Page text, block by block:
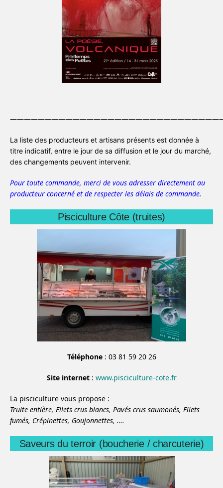
La liste des producteurs et artisans présents est donnée à
titre indicatif, entre le jour de sa diffusion et le jour du marché,
des changements peuvent intervenir.
Pour toute commande, merci de vous adresser directement au
producteur concerné et de respecter les délais de commande.
Pisciculture Côte (truites)
Téléphone: 03 81 59 20 26
Site internet: www.pisciculture-cote.fr
La pisciculture vous propose :
Truite entière, Filets crus blancs, Pavés crus saumonés, Filets
fumés, Crépinettes, Goujonnettes, ….
Saveurs du terroir (boucherie / charcuterie)